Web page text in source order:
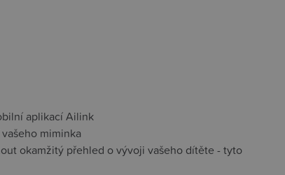
aplikací Ailink
miminka
okamžitý přehled o vývoji vašeho dítěte - tyto